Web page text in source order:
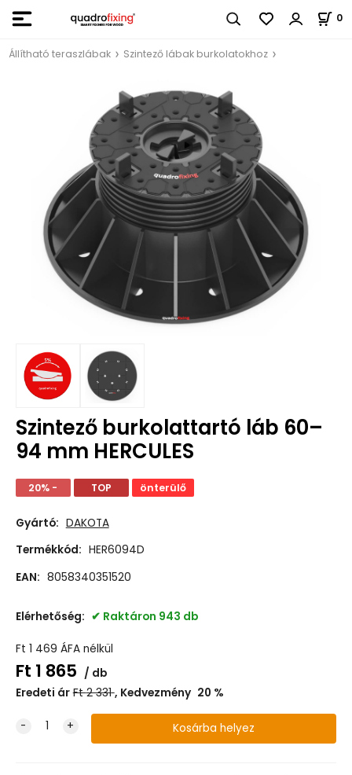
0
Állítható teraszlábak Szintező lábak burkolatokhoz
Szintező burkolattartó láb 60–
94 mm HERCULES
20% - TOP önterülő
Gyártó: DAKOTA
Termékkód: HER6094D
EAN: 8058340351520
Elérhetőség: Raktáron 943 db
Ft 1 469 ÁFA nélkül
Ft 1 865
db
Eredeti ár Ft2 331 Kedvezmény 20 %